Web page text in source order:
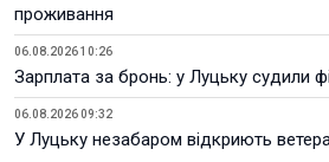
проживання
06.08.2026 10:26
Зарплата за бронь: у Луцьку судили
06.08.2026 09:32
У Луцьку незабаром відкриють